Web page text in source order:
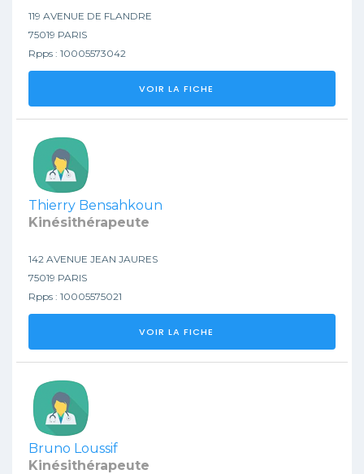
119 AVENUE DE FLANDRE
75019 PARIS
Rpps : 10005573042
VOIR LA FICHE
Thierry Bensahkoun
Kinésithérapeute
142 AVENUE JEAN JAURES
75019 PARIS
Rpps : 10005575021
VOIR LA FICHE
Bruno Loussif
Kinésithérapeute